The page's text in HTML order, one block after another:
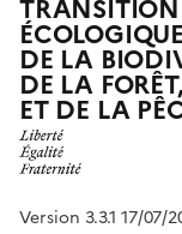
TRANSITION
DE LA
DE LA
ET DE LA
Version 3.3.1 17/07/